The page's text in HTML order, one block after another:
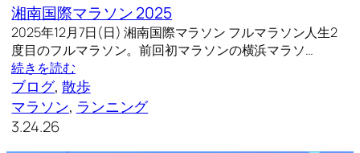
湘南国際マラソン 2025
2025年12月7日(日) 湘南国際マラソン フルマラソン人生2
度目のフルマラソン。前回初マラソンの横浜マラソ…
続きを読む
ブログ, 散歩
マラソン, ランニング
3.24.26